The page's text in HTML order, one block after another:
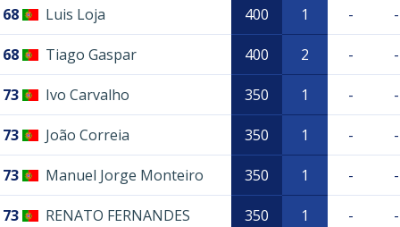
68 Luis Loja 400 1 - -
68 Tiago Gaspar 400 2 - -
73 Ivo Carvalho 350 1 - -
73 João Correia 350 1 - -
73 Manuel Jorge Monteiro 350 1 - -
73 RENATO FERNANDES 350 1 - -